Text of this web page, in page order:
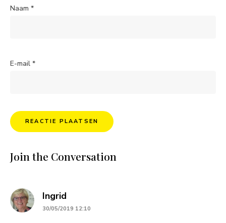
Naam *
E-mail *
Join the Conversation
Ingrid
30/05/2019 12:10